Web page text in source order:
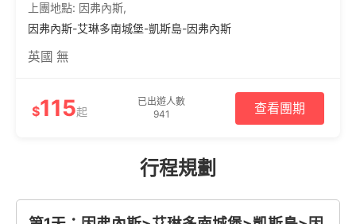
上團地點: 因弗內斯,
因弗內斯-艾琳多南城堡-凱斯島-因弗內斯
英國 無
$115起
已出遊人數
941
查看團期
行程規劃